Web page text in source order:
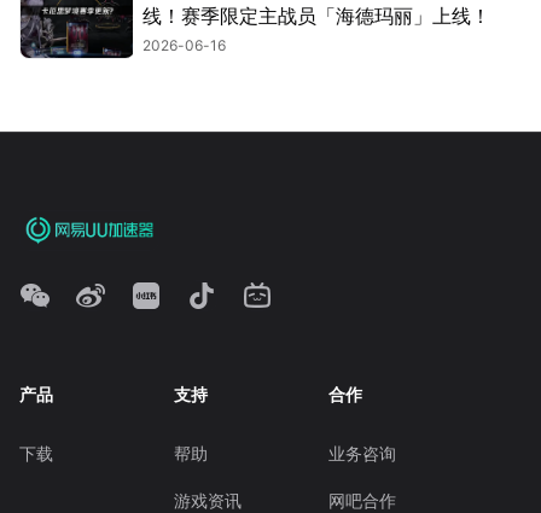
线！赛季限定主战员「海德玛丽」上线！
2026-06-16
产品
下载
支持
帮助
游戏资讯
合作
业务咨询
网吧合作